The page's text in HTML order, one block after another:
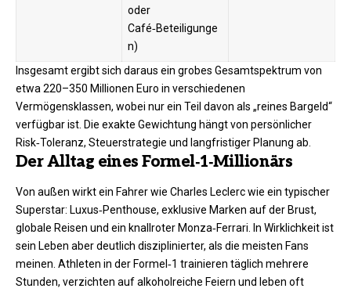
oder
Café‑Beteiligunge
n)
Insgesamt ergibt sich daraus ein grobes Gesamtspektrum von
etwa 220–350 Millionen Euro in verschiedenen
Vermögensklassen, wobei nur ein Teil davon als „reines Bargeld“
verfügbar ist. Die exakte Gewichtung hängt von persönlicher
Risk‑Toleranz, Steuerstrategie und langfristiger Planung ab.
Der Alltag eines Formel‑1‑Millionärs
Von außen wirkt ein Fahrer wie Charles Leclerc wie ein typischer
Superstar: Luxus‑Penthouse, exklusive Marken auf der Brust,
globale Reisen und ein knallroter Monza‑Ferrari. In Wirklichkeit ist
sein Leben aber deutlich disziplinierter, als die meisten Fans
meinen. Athleten in der Formel‑1 trainieren täglich mehrere
Stunden, verzichten auf alkoholreiche Feiern und leben oft